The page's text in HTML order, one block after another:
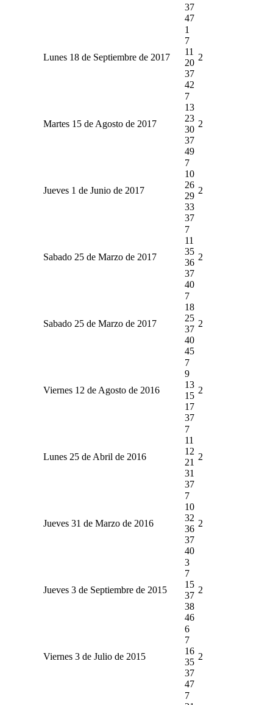
37
47
Lunes 18 de Septiembre de 2017
1
7
11
20
37
42
2
Martes 15 de Agosto de 2017
7
13
23
30
37
49
2
Jueves 1 de Junio de 2017
7
10
26
29
33
37
2
Sabado 25 de Marzo de 2017
7
11
35
36
37
40
2
Sabado 25 de Marzo de 2017
7
18
25
37
40
45
2
Viernes 12 de Agosto de 2016
7
9
13
15
17
37
2
Lunes 25 de Abril de 2016
7
11
12
21
31
37
2
Jueves 31 de Marzo de 2016
7
10
32
36
37
40
2
Jueves 3 de Septiembre de 2015
3
7
15
37
38
46
2
Viernes 3 de Julio de 2015
6
7
16
35
37
47
2
7